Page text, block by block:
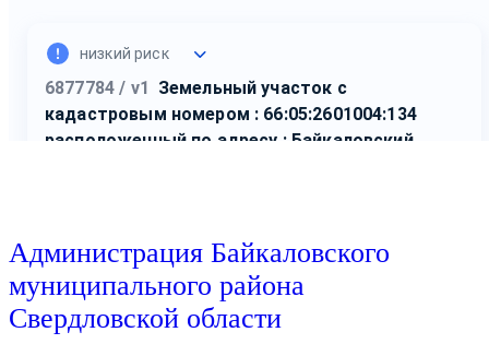
Администрация Байкаловского
муниципального района
Свердловской области